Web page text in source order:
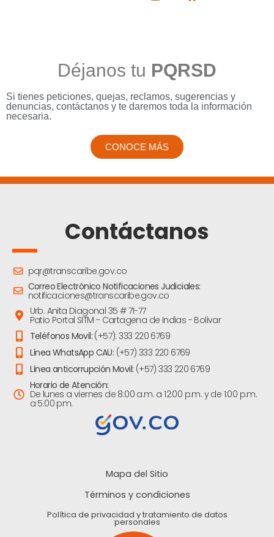
Déjanos tu PQRSD
Si tienes peticiones, quejas, reclamos, sugerencias y
denuncias, contáctanos y te daremos toda la información
necesaria.
CONOCE MÁS
Contáctanos
pqr@transcaribe.gov.co
Correo Electrónico Notificaciones Judiciales:
notificaciones@transcaribe.gov.co
Urb. Anita Diagonal 35 # 71-77
Patio Portal SITM - Cartagena de Indias - Bolivar
Teléfonos Movil: (+57): 333 220 6769
Línea WhatsApp CAU: (+57) 333 220 6769
Línea anticorrupción Movil: (+57) 333 220 6769
Horario de Atención:
De lunes a viernes de 8:00 a.m. a 12:00 p.m. y de 1:00 p.m.
a 5:00 pm.
Mapa del Sitio
Términos y condiciones
Política de privacidad y tratamiento de datos
personales